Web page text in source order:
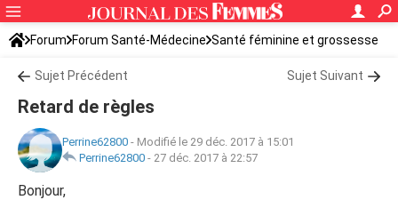
Forum Forum Santé-Médecine Santé féminine et grossesse
Sujet Précédent Sujet Suivant
Retard de règles
Perrine62800 - Modifié le 29 déc. 2017 à 15:01
Perrine62800 - 27 déc. 2017 à 22:57
Bonjour,